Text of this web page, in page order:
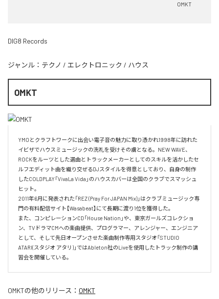
OMKT
DIG8 Records
ジャンル： テクノ / エレクトロニック / ハウス
OMKT
YMOとクラフトワークに出会い電子音の魅力に取り憑かれ1998年に訪れた
イビザでハウスミュージックの洗礼を受けその虜となる。NEW WAVE、
ROCKをルーツとした選曲とトラックメーカーとしてのスキルを活かしたセ
ルフエディット曲を織り交ぜるDJスタイルを得意としており、自身の制作
したCOLDPLAY「VivaLa Vida」のハウスカバーは全国のクラブでスマッシュ
ヒット。
2011年6月に発表された「REZ (Pray For JAPAN Mix)」はクラブミュージック専
門の有料配信サイト【Wasabeat】にて長期に渡り1位を獲得した。
また、コンピレーションCD「House Nation」や、東京ガールズコレクショ
ン、TVドラマCMへの楽曲提供、プログラマー、アレンジャー、エンジニア
として、そして先日オープンさせた楽曲制作専用スタジオ「STUDIO
ATARI(スタジオ アタリ)」ではAbleton社のLiveを使用したトラック制作の講
習会を開催している。
OMKTの他のリリース： OMKT